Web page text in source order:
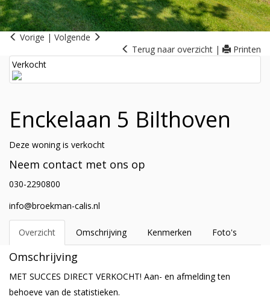
Vorige | Volgende
Terug naar overzicht |
Printen
Verkocht
Enckelaan 5 Bilthoven
Deze woning is verkocht
Neem contact met ons op
030-2290800
info@broekman-calis.nl
Overzicht Omschrijving Kenmerken Foto's
Omschrijving
MET SUCCES DIRECT VERKOCHT! Aan- en afmelding ten
behoeve van de statistieken.